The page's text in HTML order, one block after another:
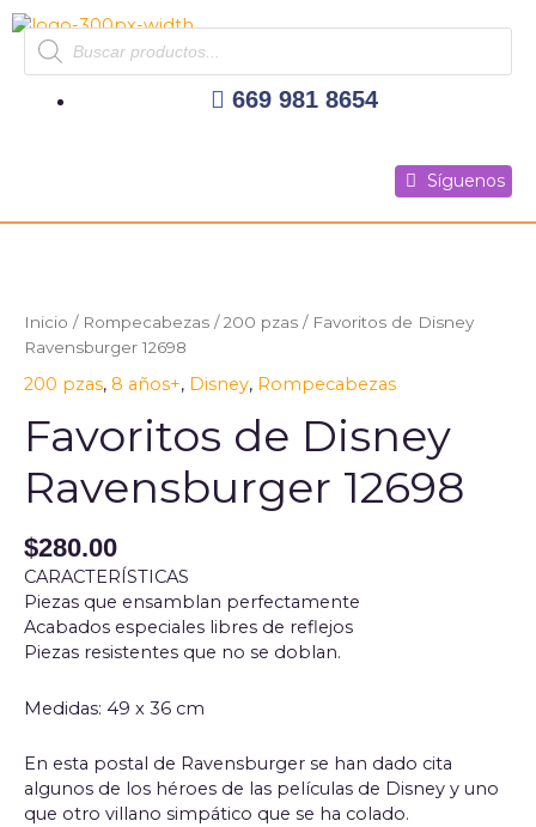
al
contenido
Products
search
669 981 8654
Síguenos
Inicio / Rompecabezas /200 pzas / Favoritos de Disney
Ravensburger 12698
200 pzas, 8 años+, Disney, Rompecabezas
Favoritos de Disney
Ravensburger 12698
$280.00
CARACTERÍSTICAS
Piezas que ensamblan perfectamente
Acabados especiales libres de reflejos
Piezas resistentes que no se doblan.
Medidas: 49 x 36 cm
En esta postal de Ravensburger se han dado cita
algunos de los héroes de las películas de Disney y uno
que otro villano simpático que se ha colado.